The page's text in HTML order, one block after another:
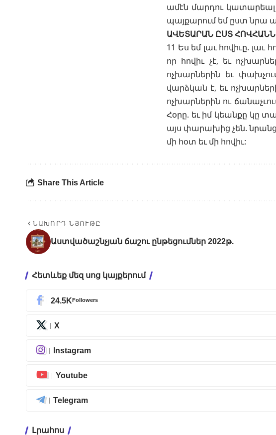
ամէն մարդու
պայքարում եմ ըստ նրա
ԱՎԵՏԱՐԱՆ ԸՍՏ
11 Ես եմ լաւ հովիւը.
որ հովիւ չէ, եւ
ոչխարներին եւ
վարձկան է, եւ
ոչխարներին ու
Հօրը. եւ իմ կեանքը կը
այս փարախից չեն. նրանց
մի հօտ եւ մի հովիւ:
Share This Article
ՆԱԽՈՐԴ ՆՅՈՒԹԸ
Աստվածաշնչյան ճաշու ընթեցումներ 2022թ.
Հետևեք մեզ սոց կայքերում
24.5KFollowers
X
Instagram
Youtube
Telegram
Լրահոս